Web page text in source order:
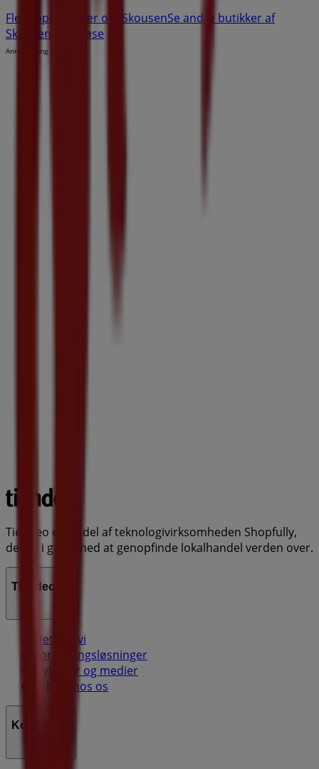
Flere oplysninger om SkousenSe andre butikker af
Skousen i Værløse
Annoncering
Tiendeo er en del af teknologivirksomheden Shopfully,
der er i gang med at genopfinde lokalhandel verden over.
Tiendeo
Det gør vi
Forretningsløsninger
Nyheder og medier
Arbejd hos os
Kontakt os